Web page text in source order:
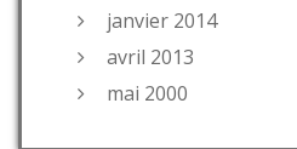
janvier 2014
avril 2013
mai 2000